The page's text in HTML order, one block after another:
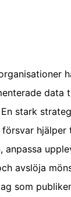
data
stark
hjälper
avslöja
som